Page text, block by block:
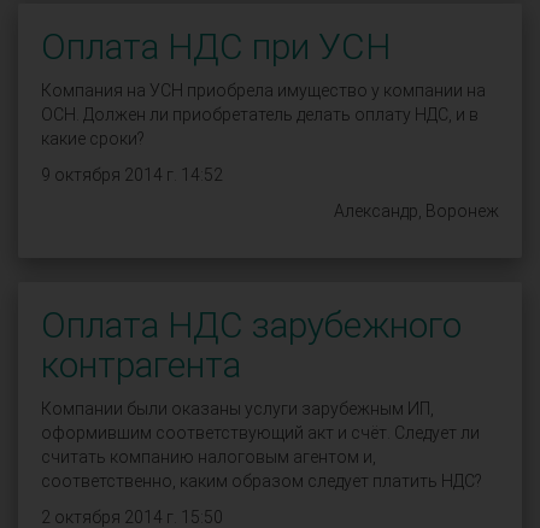
Оплата НДС при УСН
Компания на УСН приобрела имущество у компании на
ОСН. Должен ли приобретатель делать оплату НДС, и в
какие сроки?
9 октября 2014 г. 14:52
Александр, Воронеж
Оплата НДС зарубежного
контрагента
Компании были оказаны услуги зарубежным ИП,
оформившим соответствующий акт и счёт. Следует ли
считать компанию налоговым агентом и,
соответственно, каким образом следует платить НДС?
2 октября 2014 г. 15:50